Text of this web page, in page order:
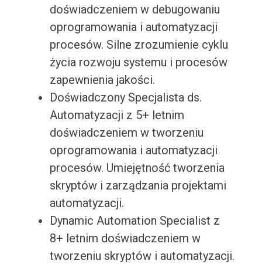
doświadczeniem w debugowaniu
oprogramowania i automatyzacji
procesów. Silne zrozumienie cyklu
życia rozwoju systemu i procesów
zapewnienia jakości.
Doświadczony Specjalista ds.
Automatyzacji z 5+ letnim
doświadczeniem w tworzeniu
oprogramowania i automatyzacji
procesów. Umiejętność tworzenia
skryptów i zarządzania projektami
automatyzacji.
Dynamic Automation Specialist z
8+ letnim doświadczeniem w
tworzeniu skryptów i automatyzacji.